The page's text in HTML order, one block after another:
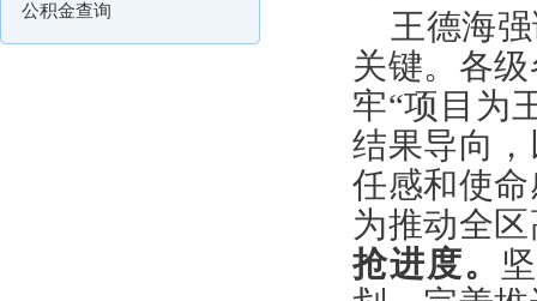
公积金查询
王德海
关键。各
牢“项目为
结果导向
任感和使
为推动全
抢进度。